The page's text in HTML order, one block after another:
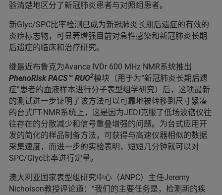
验清楚地区分了新冠肺炎患者与对照组患者。
新Glyc/SPC比率检测已成为新冠肺炎长期后遗症的有效的
炎症标志物，可显著增强目前对急性感染和新冠肺炎长期
后遗症的临床和治疗研究。
继最近布鲁克为Avance IVDr 600 MHz NMR系统推出
PhenoRisk PACS™ RUO2模块（用于为“新冠肺炎长期后遗
症”患者的血液样本进行分子表型组学研究）后，这项最新
的测试进一步证明了该方法可以可靠地被转移到尺寸紧凑
的台式FT-NMR系统上，这是因为JEDI克服了低场波谱仪往
往存在的分散减少和信号重叠增强的问题。为台式应用开
发的简化的样品制备方法，可获得与高速仪器相似的数据
采集速度，而进一步的实验表明，短短几分钟就可以对
SPC/Glyc比率进行定量。
澳大利亚国家表型组研究中心（ANPC）主任Jeremy
Nicholson教授评论道：“我们的主要任务是，检测新的疾